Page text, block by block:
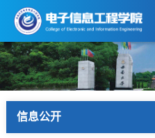
信息公开